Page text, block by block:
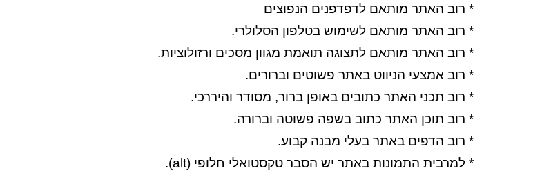
* רוב האתר מותאם לדפדפנים הנפוצים
* רוב האתר מותאם לשימוש בטלפון הסלולרי.
* רוב האתר מותאם לתצוגה תואמת מגוון מסכים ורזולוציות.
* רוב אמצעי הניווט באתר פשוטים וברורים.
* רוב תכני האתר כתובים באופן ברור, מסודר והיררכי.
* רוב תוכן האתר כתוב בשפה פשוטה וברורה.
* רוב הדפים באתר בעלי מבנה קבוע.
* למרבית התמונות באתר יש הסבר טקסטואלי חלופי (alt).